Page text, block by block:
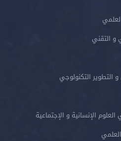
و التقني
التطوير التكنولوجي
الإنسانية و الإجتماعية